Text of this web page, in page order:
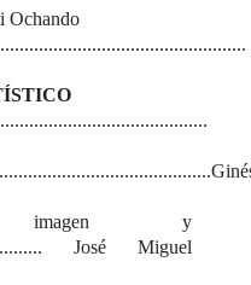
Ochando
y
José Miguel